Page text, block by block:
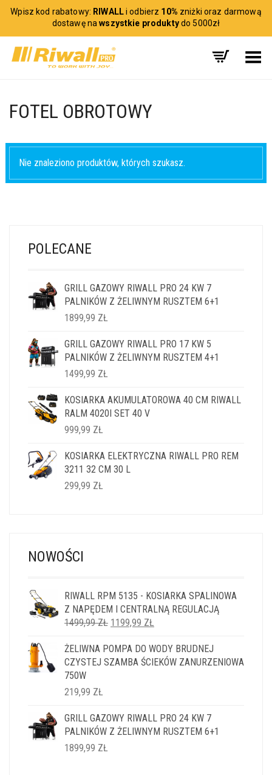
Wpisz kod rabatowy: RIWALLi odbierz 10% zniżki oraz darmową
dostawę nawszystkie produktydo 5000zł
Toggle Menu
FOTEL OBROTOWY
Nie znaleziono produktów, których szukasz.
POLECANE
GRILL GAZOWY RIWALL PRO 24 KW 7
PALNIKÓW Z ŻELIWNYM RUSZTEM 6+1
1899,99 ZŁ
GRILL GAZOWY RIWALL PRO 17 KW 5
PALNIKÓW Z ŻELIWNYM RUSZTEM 4+1
1499,99 ZŁ
KOSIARKA AKUMULATOROWA 40 CM RIWALL
RALM 4020I SET 40 V
999,99 ZŁ
KOSIARKA ELEKTRYCZNA RIWALL PRO REM
3211 32 CM 30 L
299,99 ZŁ
NOWOŚCI
RIWALL RPM 5135 - KOSIARKA SPALINOWA
Z NAPĘDEM I CENTRALNĄ REGULACJĄ
1499,99ZŁ PIERWOTNA
WYNOSIŁA:
1499,99 ZŁ.
1199,99 ZŁ
WYNOSI:
1199,99 ZŁ.
ŻELIWNA POMPA DO WODY BRUDNEJ
CZYSTEJ SZAMBA ŚCIEKÓW ZANURZENIOWA
750W
219,99 ZŁ
GRILL GAZOWY RIWALL PRO 24 KW 7
PALNIKÓW Z ŻELIWNYM RUSZTEM 6+1
1899,99 ZŁ